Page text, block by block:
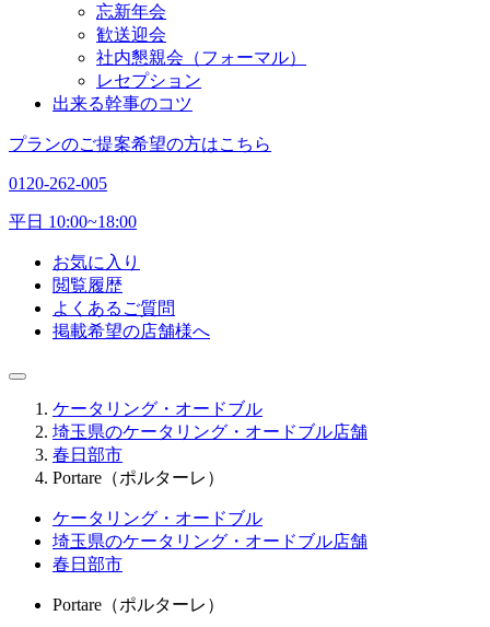
忘新年会
歓送迎会
社内懇親会（フォーマル）
レセプション
出来る幹事のコツ
プランのご提案希望の方はこちら
0120-262-005
平日 10:00~18:00
お気に入り
閲覧履歴
よくあるご質問
掲載希望の店舗様へ
ケータリング・オードブル
埼玉県のケータリング・オードブル店舗
春日部市
Portare（ポルターレ）
ケータリング・オードブル
埼玉県のケータリング・オードブル店舗
春日部市
Portare（ポルターレ）